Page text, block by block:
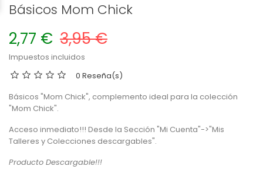
Básicos Mom Chick
2,77 € 3,95 €
Impuestos incluidos
0 Reseña(s)
Básicos "Mom Chick", complemento ideal para la colección
"Mom Chick".
Acceso inmediato!!! Desde la Sección "Mi Cuenta"->"Mis
Talleres y Colecciones descargables".
Producto Descargable!!!